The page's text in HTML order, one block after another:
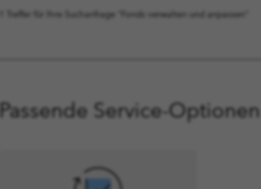
1 Treffer für Ihre Suchanfrage "Fonds verwalten und anpassen"
Passende Service-Optionen